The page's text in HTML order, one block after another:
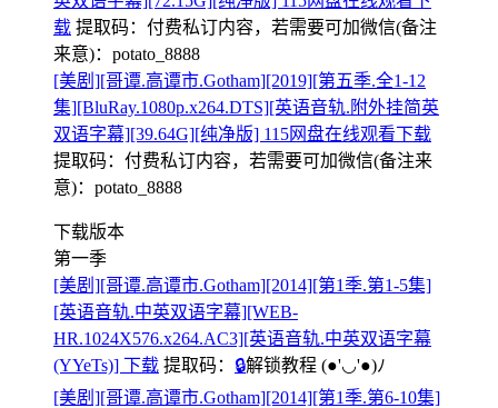
载 提取码： 付费私订内容，若需要可加微信(备注
来意)：potato_8888
[美剧][哥谭.高谭市.Gotham][2019][第五季.全1-12
集][BluRay.1080p.x264.DTS][英语音轨.附外挂简英
双语字幕][39.64G][纯净版] 115网盘在线观看下载
提取码： 付费私订内容，若需要可加微信(备注来
意)：potato_8888
下载版本
第一季
[美剧][哥谭.高谭市.Gotham][2014][第1季.第1-5集]
[英语音轨.中英双语字幕][WEB-
HR.1024X576.x264.AC3][英语音轨.中英双语字幕
(YYeTs)] 下载 提取码： 🔒解锁教程 (●'◡'●)ﾉ
[美剧][哥谭.高谭市.Gotham][2014][第1季.第6-10集]